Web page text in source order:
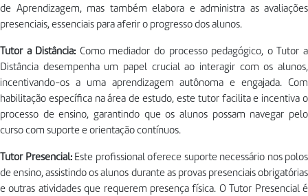
de Aprendizagem, mas também elabora e administra as avaliações
presenciais, essenciais para aferir o progresso dos alunos.
Tutor a Distância: Como mediador do processo pedagógico, o Tutor a
Distância desempenha um papel crucial ao interagir com os alunos,
incentivando-os a uma aprendizagem autônoma e engajada. Com
habilitação específica na área de estudo, este tutor facilita e incentiva o
processo de ensino, garantindo que os alunos possam navegar pelo
curso com suporte e orientação contínuos.
Tutor Presencial:Este profissional oferece suporte necessário nos polos
de ensino, assistindo os alunos durante as provas presenciais obrigatórias
e outras atividades que requerem presença física. O Tutor Presencial é